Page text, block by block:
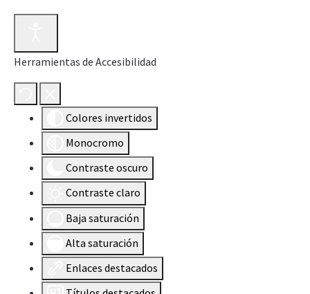
Herramientas de Accesibilidad
Colores invertidos
Monocromo
Contraste oscuro
Contraste claro
Baja saturación
Alta saturación
Enlaces destacados